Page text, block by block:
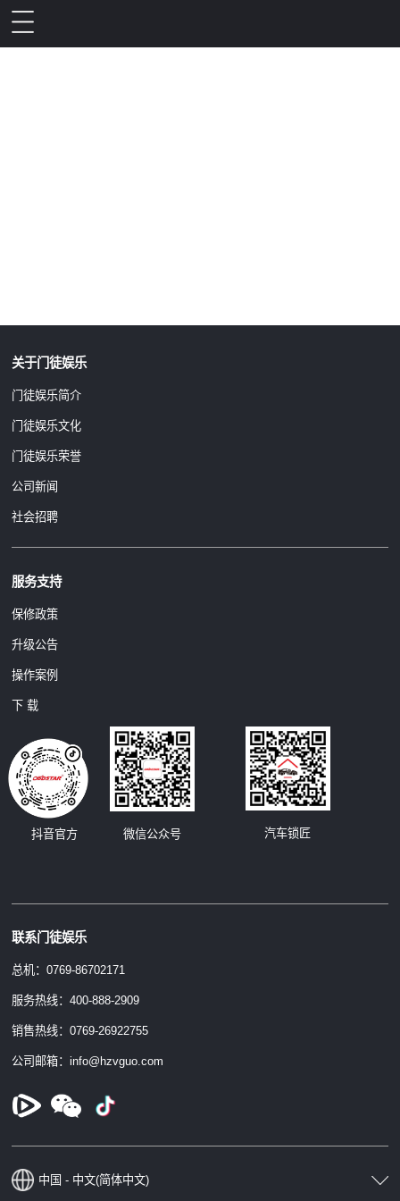
关于门徒娱乐
门徒娱乐简介
门徒娱乐文化
门徒娱乐荣誉
公司新闻
社会招聘
服务支持
保修政策
升级公告
操作案例
下 载
微信公众号
抖音官方 汽车锁匠
联系门徒娱乐
总机：0769-86702171
服务热线：400-888-2909
销售热线：0769-26922755
公司邮箱：info@hzvguo.com
中国 - 中文(简体中文)